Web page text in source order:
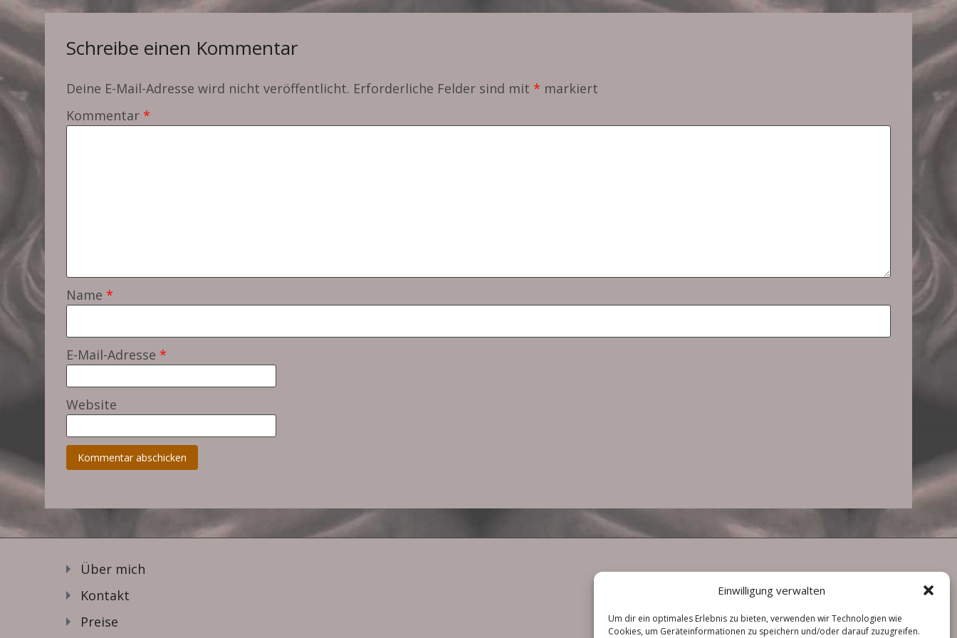
Einwilligung verwalten
Um dir ein optimales Erlebnis zu bieten, verwenden wir Technologien wie
Cookies, um Geräteinformationen zu speichern und/oder darauf zuzugreifen.
navigation
Schreibe einen Kommentar
Deine E-Mail-Adresse wird nicht veröffentlicht. Erforderliche Felder sind mit * markiert
Kommentar *
Name *
E-Mail-Adresse *
Website
Über mich
Kontakt
Preise